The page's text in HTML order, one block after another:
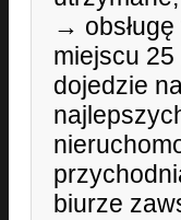
→
miejscu
dojedzie
biurze